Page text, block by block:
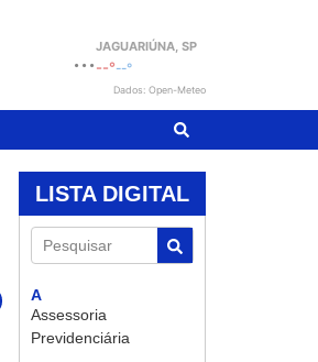
...JAGUARIÚNA , SP
--°--°
Dados: Open-Meteo
LISTA DIGITAL
Pesquisar
A
Assessoria
Previdenciária
golpe após pagar quase R$ 29
mil por pintura de imóvel em
Jaguariúna